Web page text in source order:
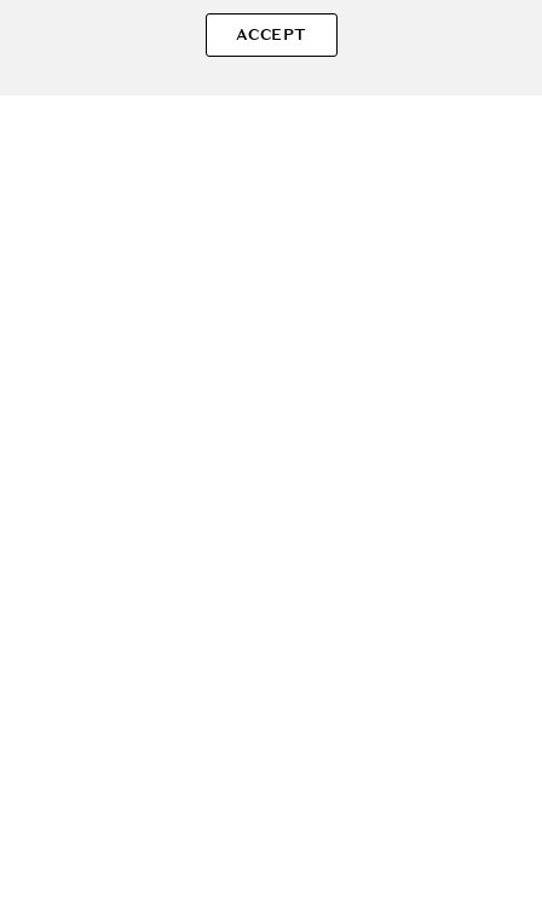
Mask Fit Aura Cushion - fond de ten cushion formulat cu acid
hialuronic si extracte naturale, care contribuie la hidratarea
ACCEPT